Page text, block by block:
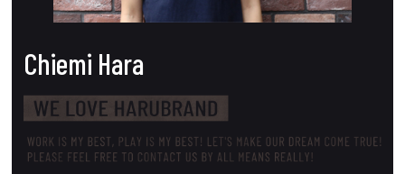
Chiemi Hara